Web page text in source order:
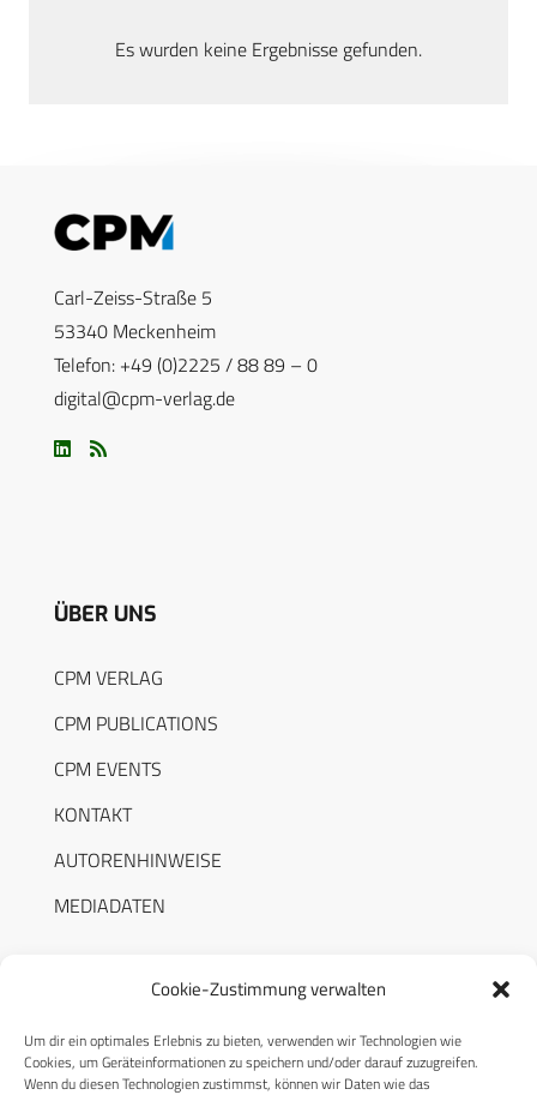
Cookie-Zustimmung verwalten
Um dir ein optimales Erlebnis zu bieten, verwenden wir Technologien wie
Cookies, um Geräteinformationen zu speichern und/oder darauf zuzugreifen.
Wenn du diesen Technologien zustimmst, können wir Daten wie das
Es wurden keine Ergebnisse gefunden.
Carl-Zeiss-Straße 5
53340 Meckenheim
Telefon: +49 (0)2225 / 88 89 – 0
digital@cpm-verlag.de
ÜBER UNS
CPM VERLAG
CPM PUBLICATIONS
CPM EVENTS
KONTAKT
AUTORENHINWEISE
MEDIADATEN
RECHTLICHES